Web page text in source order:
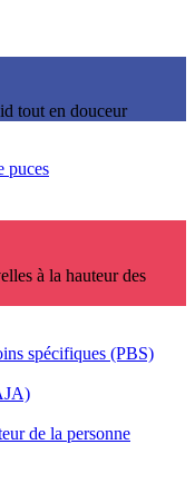
tout en douceur
puces
à la hauteur des
spécifiques (PBS)
de la personne